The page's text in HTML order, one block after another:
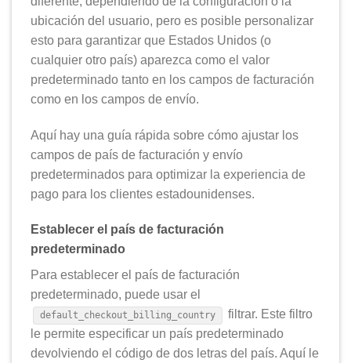
ubicación del usuario, pero es posible personalizar
esto para garantizar que Estados Unidos (o
cualquier otro país) aparezca como el valor
predeterminado tanto en los campos de facturación
como en los campos de envío.
Aquí hay una guía rápida sobre cómo ajustar los
campos de país de facturación y envío
predeterminados para optimizar la experiencia de
pago para los clientes estadounidenses.
Establecer el país de facturación
predeterminado
Para establecer el país de facturación
predeterminado, puede usar el
default_checkout_billing_country
filtrar. Este filtro
le permite especificar un país predeterminado
devolviendo el código de dos letras del país. Aquí le